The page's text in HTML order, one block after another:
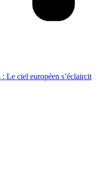
: Le ciel européen s’éclaircit